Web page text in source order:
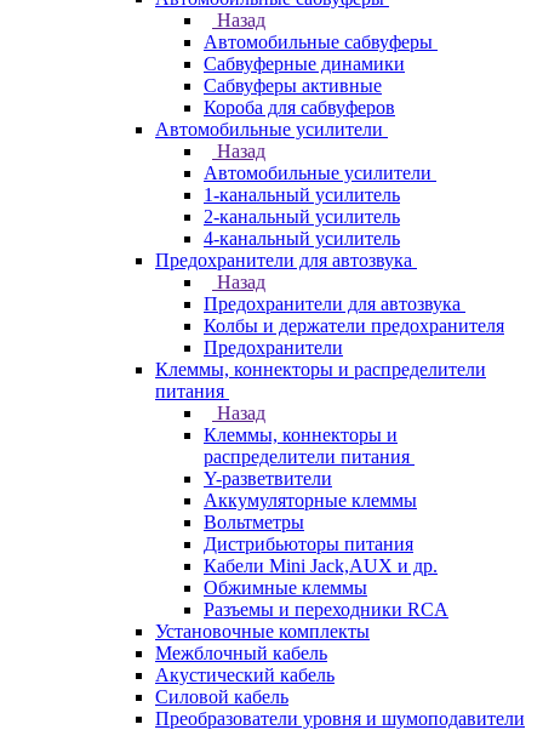
Назад
Автомобильные сабвуферы
Сабвуферные динамики
Сабвуферы активные
Короба для сабвуферов
Автомобильные усилители
Назад
Автомобильные усилители
1-канальный усилитель
2-канальный усилитель
4-канальный усилитель
Предохранители для автозвука
Назад
Предохранители для автозвука
Колбы и держатели предохранителя
Предохранители
Клеммы, коннекторы и распределители
питания
Назад
Клеммы, коннекторы и
распределители питания
Y-разветвители
Аккумуляторные клеммы
Вольтметры
Дистрибьюторы питания
Кабели Mini Jack,AUX и др.
Обжимные клеммы
Разъемы и переходники RCA
Установочные комплекты
Межблочный кабель
Акустический кабель
Силовой кабель
Преобразователи уровня и шумоподавители